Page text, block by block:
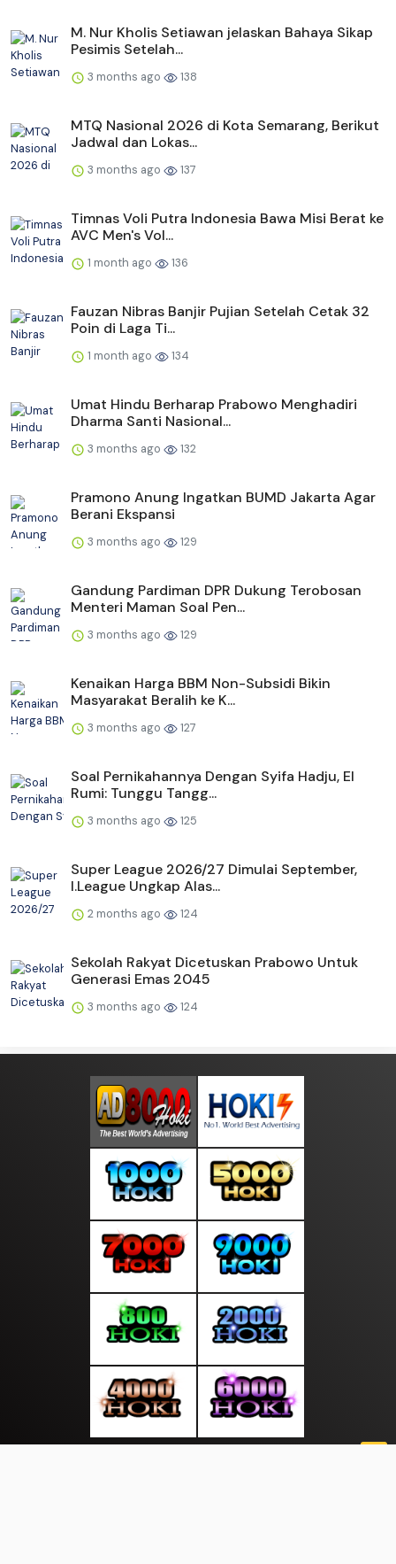
M. Nur Kholis Setiawan jelaskan Bahaya Sikap
Pesimis Setelah...
3 months ago 138
MTQ Nasional 2026 di Kota Semarang, Berikut
Jadwal dan Lokas...
3 months ago 137
Timnas Voli Putra Indonesia Bawa Misi Berat ke
AVC Men's Vol...
1 month ago 136
Fauzan Nibras Banjir Pujian Setelah Cetak 32
Poin di Laga Ti...
1 month ago 134
Umat Hindu Berharap Prabowo Menghadiri
Dharma Santi Nasional...
3 months ago 132
Pramono Anung Ingatkan BUMD Jakarta Agar
Berani Ekspansi
3 months ago 129
Gandung Pardiman DPR Dukung Terobosan
Menteri Maman Soal Pen...
3 months ago 129
Kenaikan Harga BBM Non-Subsidi Bikin
Masyarakat Beralih ke K...
3 months ago 127
Soal Pernikahannya Dengan Syifa Hadju, El
Rumi: Tunggu Tangg...
3 months ago 125
Super League 2026/27 Dimulai September,
I.League Ungkap Alas...
2 months ago 124
Sekolah Rakyat Dicetuskan Prabowo Untuk
Generasi Emas 2045
3 months ago 124